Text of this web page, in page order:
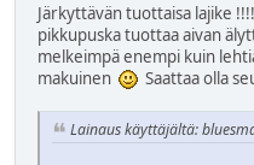
Järkyttävän tuottaisa lajike
pikkupuska tuottaa aivan
melkeimpä enempi kuin
makuinen
Saattaa olla
Lainaus käyttäjältä: